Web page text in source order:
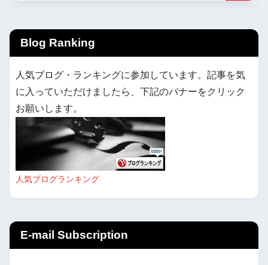
Blog Ranking
人気ブログ・ランキングに参加しています。記事を気
に入っていただけましたら、下記のバナーをクリック
お願いします。
人気ブログランキング
E-mail Subscription